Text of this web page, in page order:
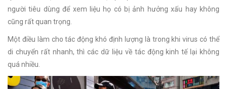
người tiêu dùng để xem liệu họ có bị ảnh hưởng xấu hay không
cũng rất quan trọng.
Một điều làm cho tác động khó định lượng là trong khi virus có thể
di chuyển rất nhanh, thì các dữ liệu về tác động kinh tế lại không
quá nhiều.